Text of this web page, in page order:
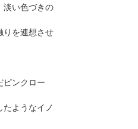
淡い色づきの
りを連想させ
ピンクロー
ようなイノ